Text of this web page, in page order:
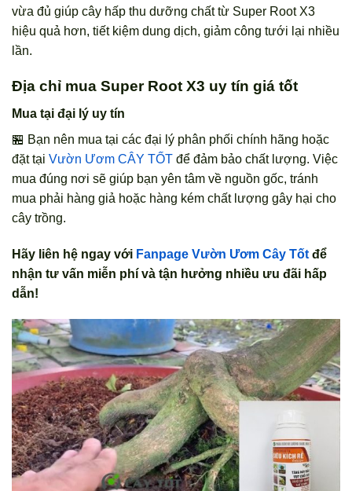
vừa đủ giúp cây hấp thu dưỡng chất từ Super Root X3
hiệu quả hơn, tiết kiệm dung dịch, giảm công tưới lại nhiều
lần.
Địa chỉ mua Super Root X3 uy tín giá tốt
Mua tại đại lý uy tín
🏪 Bạn nên mua tại các đại lý phân phối chính hãng hoặc
đặt tại Vườn Ươm CÂY TỐT để đảm bảo chất lượng. Việc
mua đúng nơi sẽ giúp bạn yên tâm về nguồn gốc, tránh
mua phải hàng giả hoặc hàng kém chất lượng gây hại cho
cây trồng.
Hãy liên hệ ngay với Fanpage Vườn Ươm Cây Tốt để
nhận tư vấn miễn phí và tận hưởng nhiều ưu đãi hấp
dẫn!